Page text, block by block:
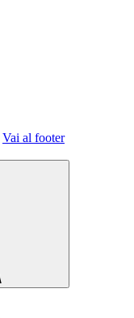
Vai al footer